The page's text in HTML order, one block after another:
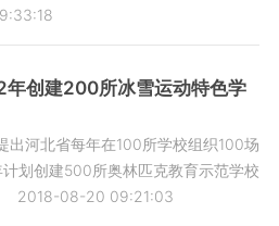
创建200所冰雪运动特色学
出河北省每年在100所学校组织100场
划创建500所奥林匹克教育示范学校
2018-08-20 09:21:03